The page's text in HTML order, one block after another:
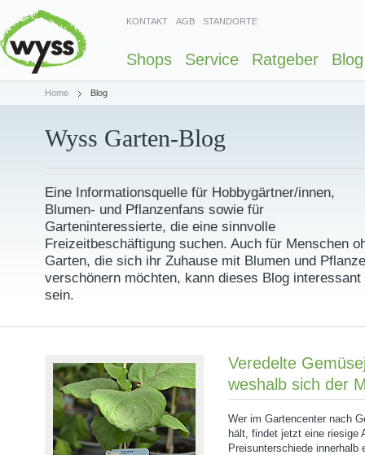
KONTAKT AGB STANDORTE
Shops Service Ratgeber Blog
Home Blog
Wyss Garten-Blog
Eine Informationsquelle für Hobbygärtner/innen,
Blumen- und Pflanzenfans sowie für
Garteninteressierte, die eine sinnvolle
Freizeitbeschäftigung suchen. Auch für Menschen
Garten, die sich ihr Zuhause mit Blumen und
verschönern möchten, kann dieses Blog interessant
sein.
Veredelte
weshalb sich der
Wer im Gartencenter nach
hält, findet jetzt eine riesige
Preisunterschiede innerhalb